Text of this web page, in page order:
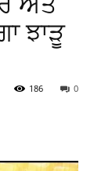
ਝਾੜੂ
0
186